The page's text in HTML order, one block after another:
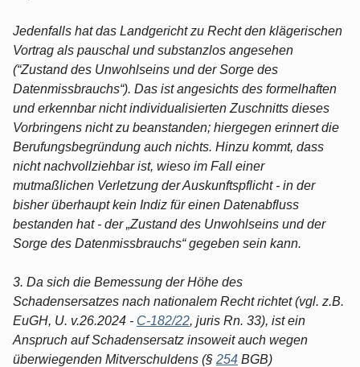
Jedenfalls hat das Landgericht zu Recht den klägerischen
Vortrag als pauschal und substanzlos angesehen
(“Zustand des Unwohlseins und der Sorge des
Datenmissbrauchs“). Das ist angesichts des formelhaften
und erkennbar nicht individualisierten Zuschnitts dieses
Vorbringens nicht zu beanstanden; hiergegen erinnert die
Berufungsbegründung auch nichts. Hinzu kommt, dass
nicht nachvollziehbar ist, wieso im Fall einer
mutmaßlichen Verletzung der Auskunftspflicht - in der
bisher überhaupt kein Indiz für einen Datenabfluss
bestanden hat - der „Zustand des Unwohlseins und der
Sorge des Datenmissbrauchs“ gegeben sein kann.
3. Da sich die Bemessung der Höhe des
Schadensersatzes nach nationalem Recht richtet (vgl. z.B.
EuGH, U. v.26.2024 - C-182/22, juris Rn. 33), ist ein
Anspruch auf Schadensersatz insoweit auch wegen
überwiegenden Mitverschuldens (§ 254 BGB)